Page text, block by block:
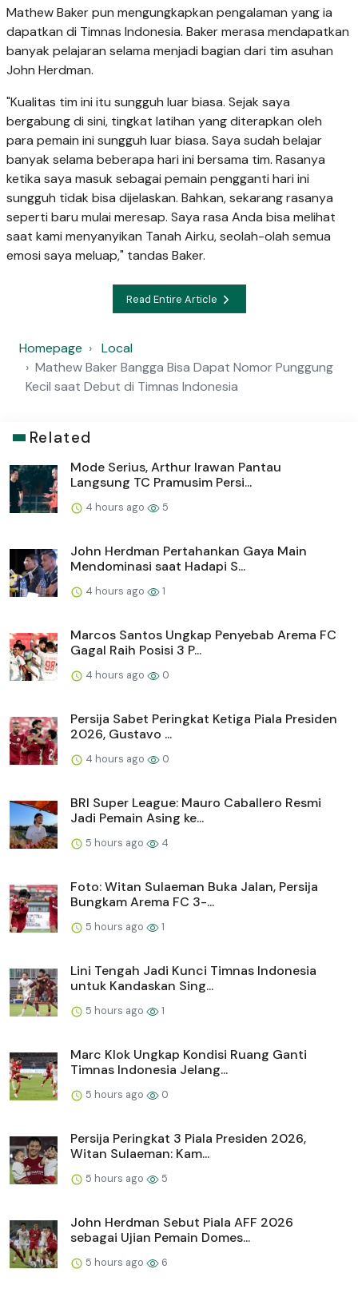
Mathew Baker pun mengungkapkan pengalaman yang ia
dapatkan di Timnas Indonesia. Baker merasa mendapatkan
banyak pelajaran selama menjadi bagian dari tim asuhan
John Herdman.
"Kualitas tim ini itu sungguh luar biasa. Sejak saya
bergabung di sini, tingkat latihan yang diterapkan oleh
para pemain ini sungguh luar biasa. Saya sudah belajar
banyak selama beberapa hari ini bersama tim. Rasanya
ketika saya masuk sebagai pemain pengganti hari ini
sungguh tidak bisa dijelaskan. Bahkan, sekarang rasanya
seperti baru mulai meresap. Saya rasa Anda bisa melihat
saat kami menyanyikan Tanah Airku, seolah-olah semua
emosi saya meluap," tandas Baker.
Read Entire Article
Homepage
Local
Mathew Baker Bangga Bisa Dapat Nomor Punggung
Kecil saat Debut di Timnas Indonesia
Related
Mode Serius, Arthur Irawan Pantau
Langsung TC Pramusim Persi...
4 hours ago 5
John Herdman Pertahankan Gaya Main
Mendominasi saat Hadapi S...
4 hours ago 1
Marcos Santos Ungkap Penyebab Arema FC
Gagal Raih Posisi 3 P...
4 hours ago 0
Persija Sabet Peringkat Ketiga Piala Presiden
2026, Gustavo ...
4 hours ago 0
BRI Super League: Mauro Caballero Resmi
Jadi Pemain Asing ke...
5 hours ago 4
Foto: Witan Sulaeman Buka Jalan, Persija
Bungkam Arema FC 3-...
5 hours ago 1
Lini Tengah Jadi Kunci Timnas Indonesia
untuk Kandaskan Sing...
5 hours ago 1
Marc Klok Ungkap Kondisi Ruang Ganti
Timnas Indonesia Jelang...
5 hours ago 0
Persija Peringkat 3 Piala Presiden 2026,
Witan Sulaeman: Kam...
5 hours ago 5
John Herdman Sebut Piala AFF 2026
sebagai Ujian Pemain Domes...
5 hours ago 6